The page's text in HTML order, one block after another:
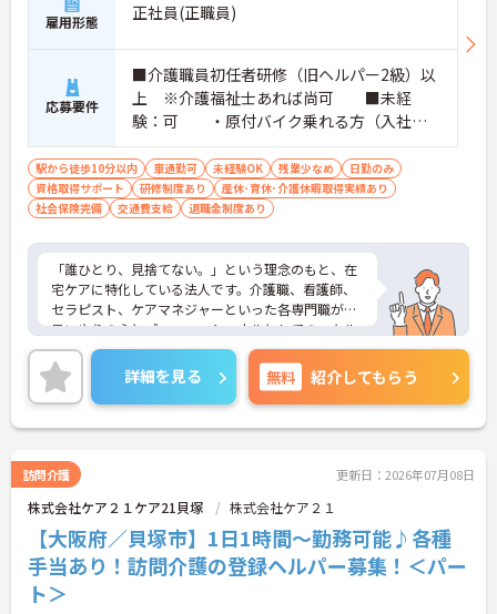
雇用形態 正社員(正職員)
応募要件
■介護職員初任者研修（旧ヘルパー2級）以
上 ※介護福祉士あれば尚可 ■未経
験：可 ・原付バイク乗れる方（入社後
の練習可）⇒電気自転車もあり
駅から徒歩10分以内 車通勤可 未経験OK 残業少なめ
日勤のみ
資格取得サポート
研修制度あり
産休･育休･介護休暇取得実績あり
社会保険完備
交通費支給 退職金制度あり
「誰ひとり、見捨てない。」という理念のもと、在
宅ケアに特化している法人です。介護職、看護師、
セラピスト、ケアマネジャーといった各専門職が、
思いやりの心とプロフェッショナルとしてのスキル
を持ち寄り、ひとつのチームとしてご利用者様を支
える「多職種連携」を何よりの強みとしています。
施設のように時間に追われることなく、1対1でじっ
くりとケアに向き合える環境です。全車両にドライ
ブレコーダーを搭載し移動時の安全を確保している
報共有が行われており、一人での訪問時も即座にチ
ームへ相談できる万全のバックアップ体制が敷かれ
ています。給与面では、固定給と成果給からライフ
スタイルに合わせて選択が可能です。資格取得支援
を活用した管理職へのキャリアパスも明確であり、
有資格者の皆様が安心して長期的に専門性を高めて
いける環境です。
詳細を見る 無料 紹介してもらう
訪問介護 更新日：2026年07月08日
株式会社ケア２１ケア21貝塚 株式会社ケア２１
【大阪府／貝塚市】1日1時間～勤務可能♪各種
手当あり！訪問介護の登録ヘルパー募集！＜パー
ト＞